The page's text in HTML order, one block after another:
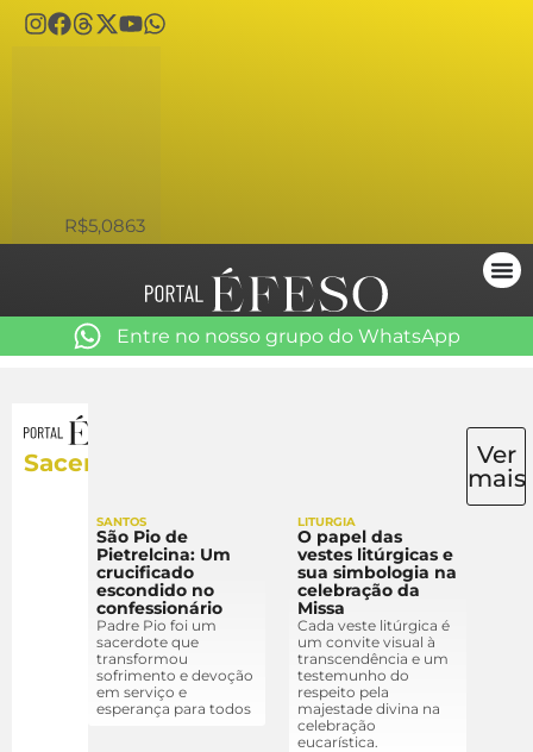
R$5,0863
Entre no nosso grupo do WhatsApp
Sacerdócio
SANTOS
São Pio de
Pietrelcina: Um
crucificado
escondido no
confessionário
Padre Pio foi um
sacerdote que
transformou
sofrimento e devoção
em serviço e
esperança para todos
LITURGIA
O papel das
vestes litúrgicas e
sua simbologia na
celebração da
Missa
Cada veste litúrgica é
um convite visual à
transcendência e um
testemunho do
respeito pela
majestade divina na
celebração
eucarística.
Ver
mais